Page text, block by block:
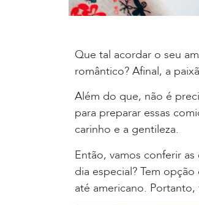
Que tal acordar o seu
romântico? Afinal, a
Além do que, não é
para preparar essas
carinho e a gentileza.
Então, vamos conferir
dia especial? Tem
até americano.